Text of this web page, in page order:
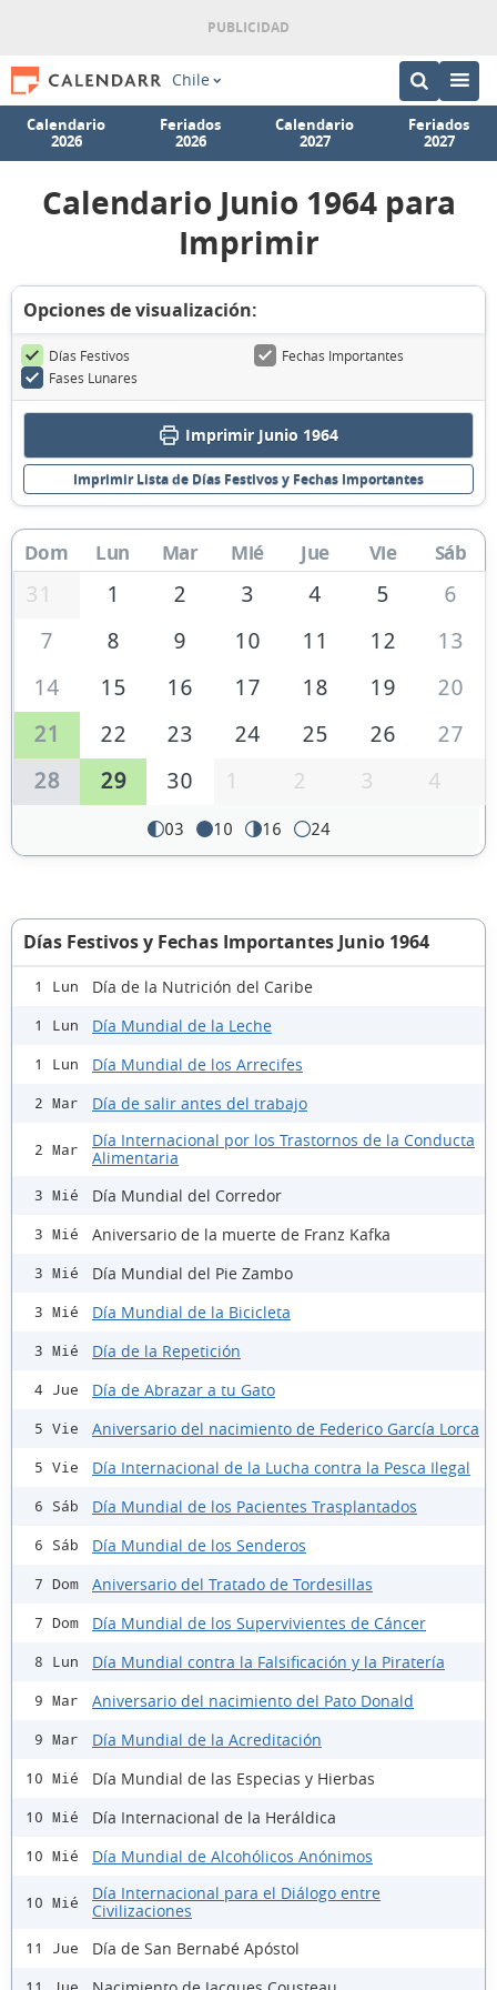
Chile
Calendario
2026
Feriados
2026
Calendario
2027
Feriados
2027
Calendario Junio 1964 para
Imprimir
Opciones de visualización:
Días Festivos
Fechas Importantes
Fases Lunares
Imprimir Junio 1964
Imprimir Lista de Días Festivos y Fechas Importantes
Dom Lun Mar Mié Jue Vie Sáb
31 1 2 3 4 5
6
7
8 9 10 11 12
13
14
15 16 17 18 19
20
21
22 23 24 25 26
27
28
29 30 1 2 3 4
03 10 16 24
Días Festivos y Fechas Importantes Junio 1964
1 Lun Día de la Nutrición del Caribe
1 Lun Día Mundial de la Leche
1 Lun Día Mundial de los Arrecifes
2 Mar Día de salir antes del trabajo
2 Mar
Día Internacional por los Trastornos de la Conducta
Alimentaria
3 Mié Día Mundial del Corredor
3 Mié Aniversario de la muerte de Franz Kafka
3 Mié Día Mundial del Pie Zambo
3 Mié Día Mundial de la Bicicleta
3 Mié Día de la Repetición
4 Jue Día de Abrazar a tu Gato
5 Vie Aniversario del nacimiento de Federico García Lorca
5 Vie Día Internacional de la Lucha contra la Pesca Ilegal
6 Sáb Día Mundial de los Pacientes Trasplantados
6 Sáb Día Mundial de los Senderos
7 Dom Aniversario del Tratado de Tordesillas
7 Dom Día Mundial de los Supervivientes de Cáncer
8 Lun Día Mundial contra la Falsificación y la Piratería
9 Mar Aniversario del nacimiento del Pato Donald
9 Mar Día Mundial de la Acreditación
10 Mié Día Mundial de las Especias y Hierbas
10 Mié Día Internacional de la Heráldica
10 Mié Día Mundial de Alcohólicos Anónimos
10 Mié
Día Internacional para el Diálogo entre
Civilizaciones
11 Jue Día de San Bernabé Apóstol